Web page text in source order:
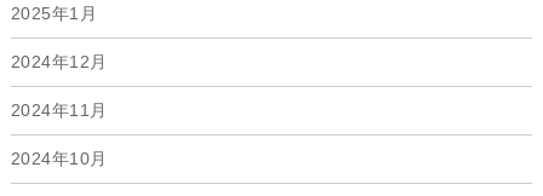
2025年1月
2024年12月
2024年11月
2024年10月